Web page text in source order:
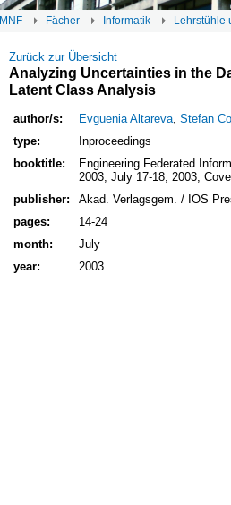
MNF Fächer Informatik Lehrstühle
Zurück zur Übersicht
Analyzing Uncertainties in the
Latent Class Analysis
author/s: Evguenia Altareva, Stefan
type:
Inproceedings
booktitle:
Engineering Federated
2003, July 17-18, 2003,
publisher:
Akad. Verlagsgem. / IOS
pages:
14-24
month:
July
year:
2003